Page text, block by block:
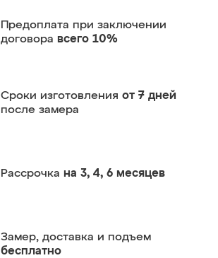
Предоплата при заключении
договора всего 10%
Сроки изготовления от 7 дней
после замера
Рассрочка на 3, 4, 6 месяцев
Замер, доставка и подъем
бесплатно